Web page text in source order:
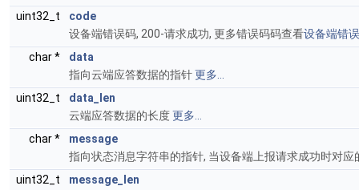
uint32_t
code
设备端错误码, 200-请求成功, 更多错误码码查看设备端错
char *
data
指向云端应答数据的指针更多...
uint32_t
data_len
云端应答数据的长度更多...
char *
message
指向状态消息字符串的指针, 当设备端上报请求成功时对
uint32_t
message_len